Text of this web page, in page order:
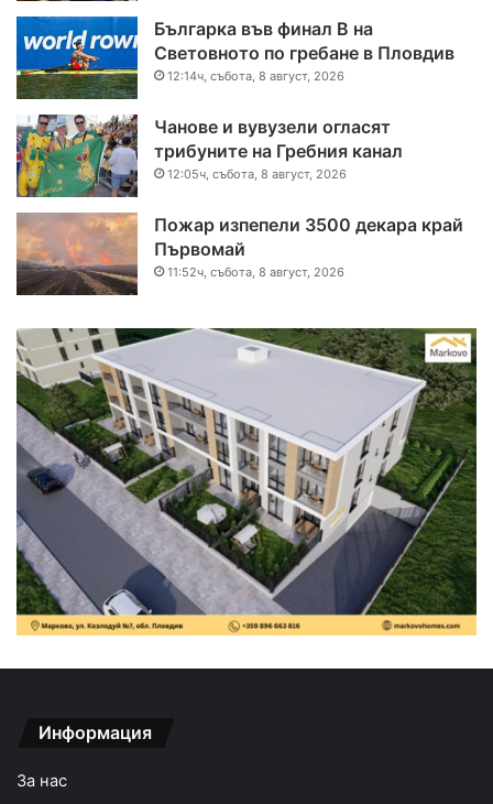
Българка във финал B на
Световното по гребане в Пловдив
12:14ч, събота, 8 август, 2026
Чанове и вувузели огласят
трибуните на Гребния канал
12:05ч, събота, 8 август, 2026
Пожар изпепели 3500 декара край
Първомай
11:52ч, събота, 8 август, 2026
Информация
За нас